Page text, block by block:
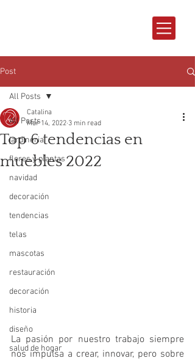
Post
All Posts
jardineria
flores y plantas
navidad
decoración
tendencias
telas
mascotas
restauración
decoración
historia
diseño
salud de hogar
All Posts
Top 6 tendencias en
muebles 2022
Catalina
Mar 14, 2022 3 min read
La pasión por nuestro trabajo siempre
nos impulsa a crear, innovar, pero sobre